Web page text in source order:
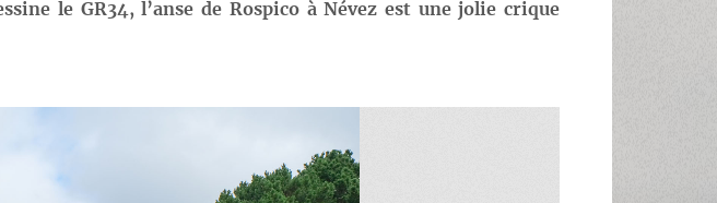
le GR34, l’anse de Rospico à Névez est une jolie crique